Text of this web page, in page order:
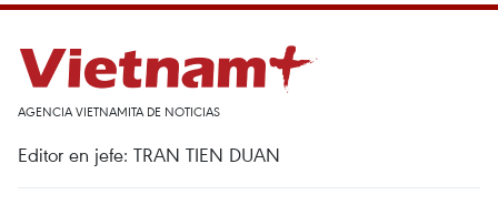
AGENCIA VIETNAMITA DE NOTICIAS
Editor en jefe: TRAN TIEN DUAN